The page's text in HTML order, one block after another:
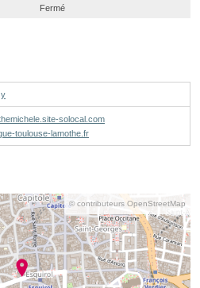
Fermé
solocal.com
toulouse-lamothe.fr
© contributeurs OpenStreetMap